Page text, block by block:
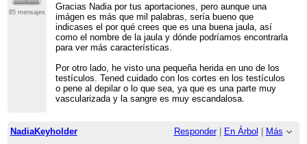
85 mensajes
Gracias Nadia por tus aportaciones, pero aunque una
imágen es más que mil palabras, sería bueno que
indicases el por qué crees que es una buena jaula, así
como el nombre de la jaula y dónde podríamos encontrarla
para ver más características.
Por otro lado, he visto una pequeña herida en uno de los
testículos. Tened cuidado con los cortes en los testículos
o pene al depilar o lo que sea, ya que es una parte muy
vascularizada y la sangre es muy escandalosa.
NadiaKeyholder Responder| En Árbol
Más